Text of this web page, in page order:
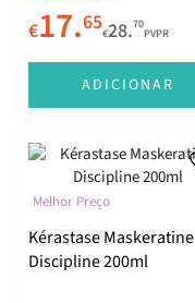
€17.65€28.70
PVPR
ADICIONAR
Melhor Preço
Kérastase Maskeratine
Discipline 200ml